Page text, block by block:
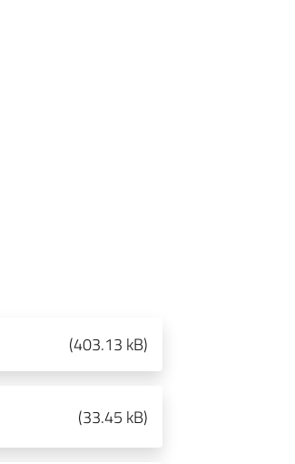
(403.13 kB)
(33.45 kB)